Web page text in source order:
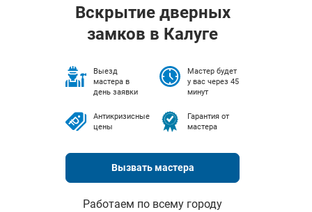
Вскрытие дверных
замков в Калуге
Выезд
мастера в
день заявки
Мастер будет
у вас через 45
минут
Антикризисные
цены
Гарантия от
мастера
Вызвать мастера
Работаем по всему городу